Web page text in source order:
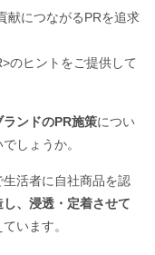
献につながるPRを追求
のヒントをご提供して
ランドのPR施策につい
しょうか。
活者に自社商品を認
、浸透・定着させて
います。